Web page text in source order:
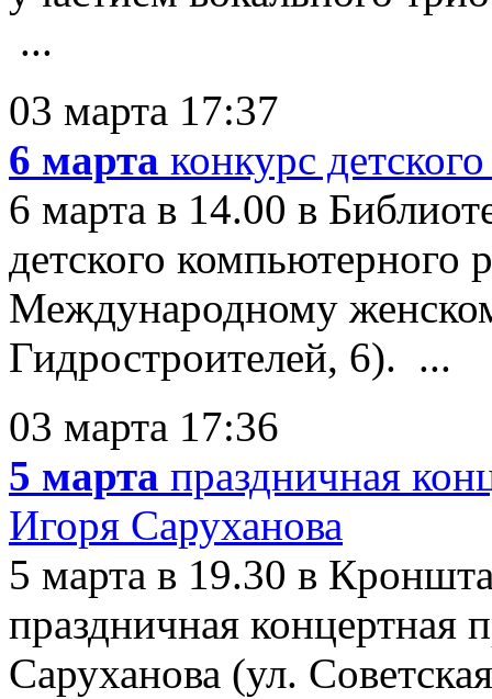
...
03 марта 17:37
6 марта конкурс
6 марта в 14.00 в
детского компьютерного
Международному
Гидростроителей, 6). ...
03 марта 17:36
5 марта праздничная
Игоря Саруханова
5 марта в 19.30 в
праздничная концертная
Саруханова (ул.